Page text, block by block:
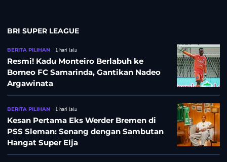
BRI SUPER LEAGUE
BERITA PILIHAN 1 hari lalu
Resmi! Kadu Monteiro Berlabuh ke
Borneo FC Samarinda, Gantikan Nadeo
Argawinata
BERITA PILIHAN 1 hari lalu
Kesan Pertama Eks Werder Bremen di
PSS Sleman: Senang dengan Sambutan
Hangat Super Elja